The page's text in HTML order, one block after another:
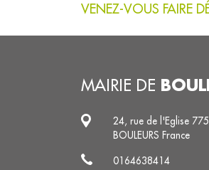
VENEZ-VOUS FAIRE
MAIRIE DE
24, rue de l'Eglise
BOULEURS France
0164638414